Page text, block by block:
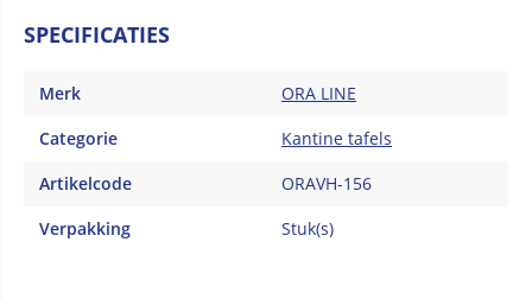
SPECIFICATIES
Merk
ORA LINE
Categorie
Kantine tafels
Artikelcode
ORAVH-156
Verpakking
Stuk(s)